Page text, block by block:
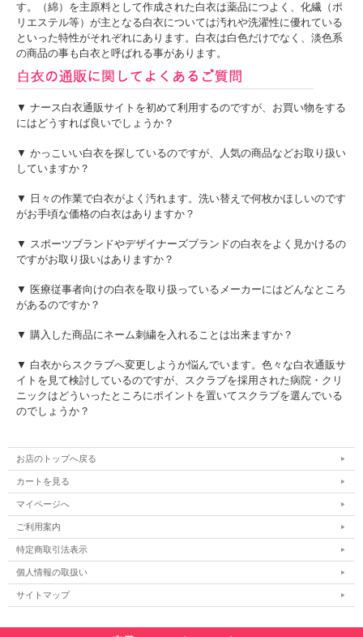
す。（綿）を主原料として作成された白衣は薬品につよく、化繊（ポ
リエステル等）が主となる白衣については汚れや洗濯性に優れている
といった特性がそれぞれにあります。白衣は白色だけでなく、淡色系
の商品の事も白衣と呼ばれる事があります。
▼ ナース白衣通販サイトを初めて利用するのですが、お買い物をする
にはどうすれば良いでしょうか？
▼ かっこいい白衣を探しているのですが、人気の商品などお取り扱い
していますか？
▼ 日々の作業で白衣がよく汚れます。洗い替えで何枚かほしいのです
がお手頃な価格の白衣はありますか？
▼ スポーツブランドやデザイナーズブランドの白衣をよく見かけるの
ですがお取り扱いはありますか？
▼ 医療従事者向けの白衣を取り扱っているメーカーにはどんなところ
があるのですか？
▼ 購入した商品にネーム刺繍を入れることは出来ますか？
▼ 白衣からスクラブへ変更しようか悩んでいます。色々な白衣通販サ
イトを見て検討しているのですが、スクラブを採用された病院・クリ
ニックはどういったところにポイントを置いてスクラブを選んでいる
のでしょうか？
お店のトップへ戻る
カートを見る
マイページへ
ご利用案内
特定商取引法表示
個人情報の取扱い
サイトマップ